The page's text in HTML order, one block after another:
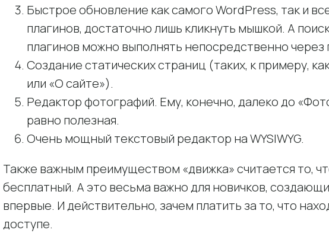
Быстрое обновление как самого WordPress, так и
плагинов, достаточно лишь кликнуть мышкой. А
плагинов можно выполнять непосредственно через
Создание статических страниц (таких, к примеру,
или «О сайте»).
Редактор фотографий. Ему, конечно, далеко до
равно полезная.
Очень мощный текстовый редактор на WYSIWYG.
Также важным преимуществом «движка» считается то,
бесплатный. А это весьма важно для новичков,
впервые. И действительно, зачем платить за то, что
доступе.